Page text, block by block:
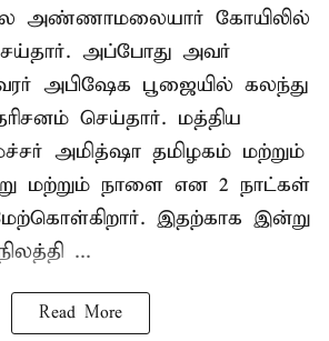
அண்ணாமலையார் கோயிலில்
அப்போது அவர்
அபிஷேக பூஜையில் கலந்து
செய்தார். மத்திய
அமித்ஷா தமிழகம் மற்றும்
மற்றும் நாளை என 2 நாட்கள்
இதற்காக இன்று
...
Read More